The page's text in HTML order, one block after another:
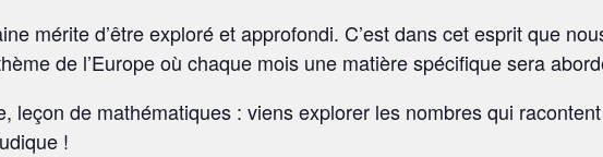
mérite d’être exploré et approfondi. C’est dans cet esprit que
de l’Europe où chaque mois une matière spécifique sera
leçon de mathématiques : viens explorer les nombres qui
!